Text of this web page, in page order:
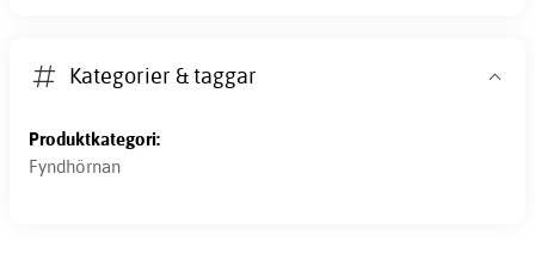
Kategorier & taggar
Produktkategori:
Fyndhörnan